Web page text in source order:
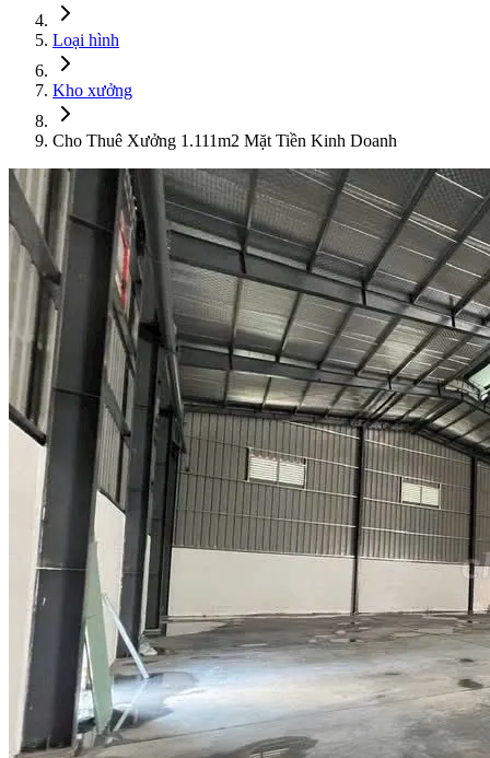
Loại hình
Kho xưởng
Cho Thuê Xưởng 1.111m2 Mặt Tiền Kinh Doanh